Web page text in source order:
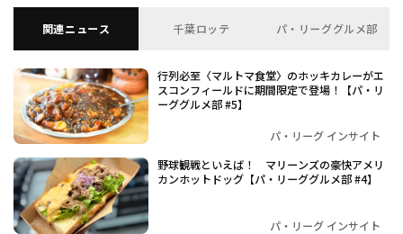
関連ニュース 千葉ロッテ パ・リーググルメ部
行列必至〈マルトマ食堂〉のホッキカレーがエ
スコンフィールドに期間限定で登場！【パ・リ
ーググルメ部 #5】
パ・リーグ インサイト
野球観戦といえば！ マリーンズの豪快アメリ
カンホットドッグ【パ・リーググルメ部 #4】
パ・リーグ インサイト